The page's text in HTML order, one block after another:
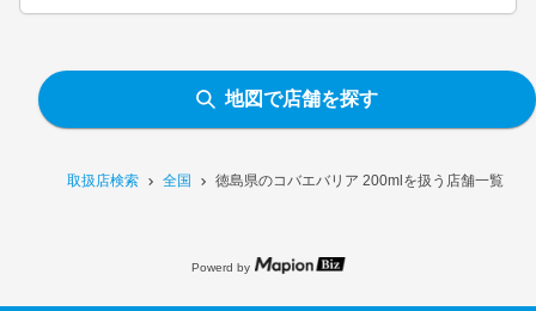
取扱店検索 全国 徳島県のコバエバリア 200mlを扱う店舗一覧
地図で店舗を探す
Powerd by